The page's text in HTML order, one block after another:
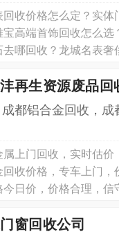
再生资源废品回
都铝合金回收，成
上门回收，实时估价
收价格，专车上门，
日价，价格合理，信
窗回收公司